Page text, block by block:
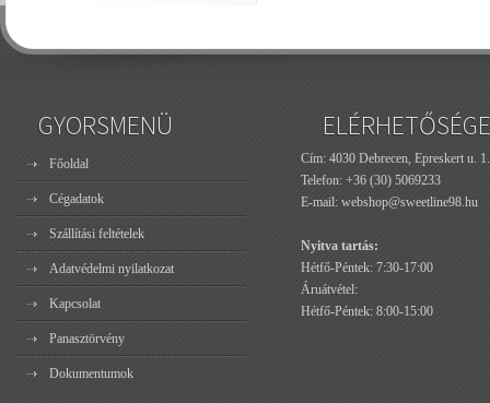
GYORSMENÜ
Főoldal
Cégadatok
Szállítási feltételek
Adatvédelmi nyilatkozat
Kapcsolat
Panasztörvény
Dokumentumok
Cím: 4030 Debrecen, Epreskert u. 1.
Telefon: +36 (30) 5069233
E-mail: webshop@sweetline98.hu
Nyitva tartás:
Hétfő-Péntek: 7:30-17:00
Áruátvétel:
Hétfő-Péntek: 8:00-15:00